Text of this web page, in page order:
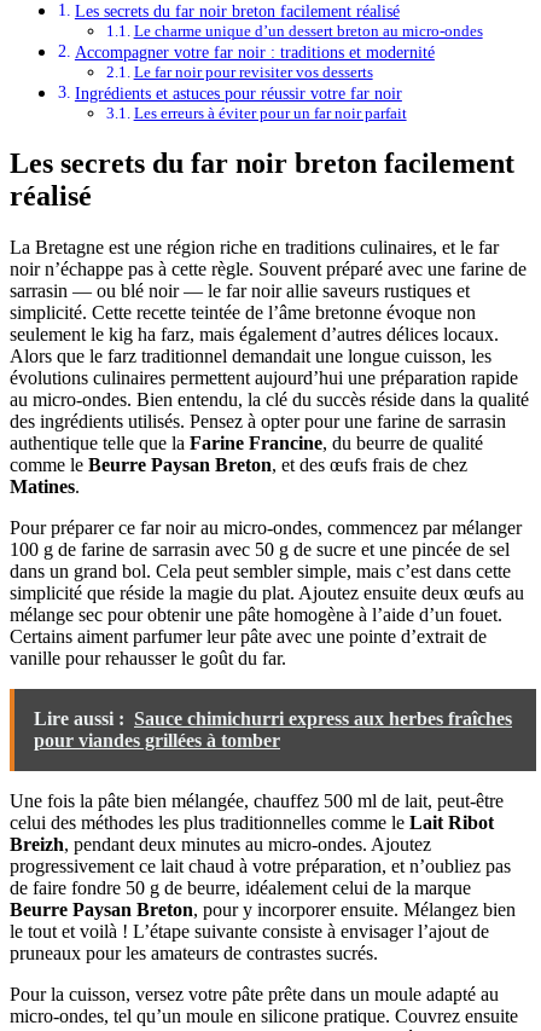
Les secrets du far noir breton facilement réalisé
Le charme unique d’un dessert breton au micro-ondes
Accompagner votre far noir : traditions et modernité
Le far noir pour revisiter vos desserts
Ingrédients et astuces pour réussir votre far noir
Les erreurs à éviter pour un far noir parfait
Les secrets du far noir breton facilement
réalisé
La Bretagne est une région riche en traditions culinaires, et le far
noir n’échappe pas à cette règle. Souvent préparé avec une farine de
sarrasin — ou blé noir — le far noir allie saveurs rustiques et
simplicité. Cette recette teintée de l’âme bretonne évoque non
seulement le kig ha farz, mais également d’autres délices locaux.
Alors que le farz traditionnel demandait une longue cuisson, les
évolutions culinaires permettent aujourd’hui une préparation rapide
au micro-ondes. Bien entendu, la clé du succès réside dans la qualité
des ingrédients utilisés. Pensez à opter pour une farine de sarrasin
authentique telle que la Farine Francine, du beurre de qualité
comme le Beurre Paysan Breton, et des œufs frais de chez
Matines.
Pour préparer ce far noir au micro-ondes, commencez par mélanger
100 g de farine de sarrasin avec 50 g de sucre et une pincée de sel
dans un grand bol. Cela peut sembler simple, mais c’est dans cette
simplicité que réside la magie du plat. Ajoutez ensuite deux œufs au
mélange sec pour obtenir une pâte homogène à l’aide d’un fouet.
Certains aiment parfumer leur pâte avec une pointe d’extrait de
vanille pour rehausser le goût du far.
Lire aussi : Sauce chimichurri express aux herbes fraîches
pour viandes grillées à tomber
Une fois la pâte bien mélangée, chauffez 500 ml de lait, peut-être
celui des méthodes les plus traditionnelles comme le Lait Ribot
Breizh, pendant deux minutes au micro-ondes. Ajoutez
progressivement ce lait chaud à votre préparation, et n’oubliez pas
de faire fondre 50 g de beurre, idéalement celui de la marque
Beurre Paysan Breton, pour y incorporer ensuite. Mélangez bien
le tout et voilà ! L’étape suivante consiste à envisager l’ajout de
pruneaux pour les amateurs de contrastes sucrés.
Pour la cuisson, versez votre pâte prête dans un moule adapté au
micro-ondes, tel qu’un moule en silicone pratique. Couvrez ensuite